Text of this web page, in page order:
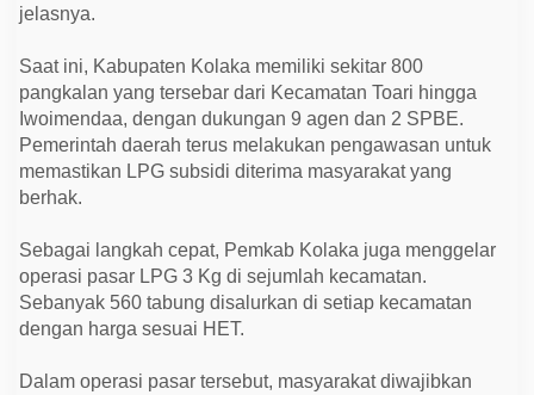
jelasnya.
Saat ini, Kabupaten Kolaka memiliki sekitar 800
pangkalan yang tersebar dari Kecamatan Toari hingga
Iwoimendaa, dengan dukungan 9 agen dan 2 SPBE.
Pemerintah daerah terus melakukan pengawasan untuk
memastikan LPG subsidi diterima masyarakat yang
berhak.
Sebagai langkah cepat, Pemkab Kolaka juga menggelar
operasi pasar LPG 3 Kg di sejumlah kecamatan.
Sebanyak 560 tabung disalurkan di setiap kecamatan
dengan harga sesuai HET.
Dalam operasi pasar tersebut, masyarakat diwajibkan